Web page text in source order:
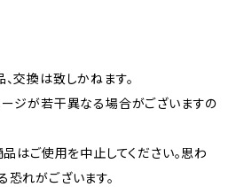
交換は致しかねます。
ジが若干異なる場合がございますの
品はご使用を中止してください。思わ
れがございます。